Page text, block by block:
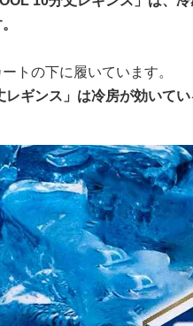
トの下に履いています。
レギンス」は冷房が効いて